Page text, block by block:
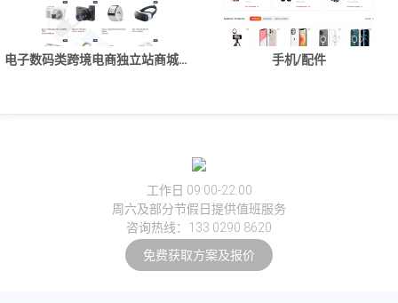
电子数码类跨境电商独立站商城网站建设制作 手机/配件
工作日 09:00-22:00
周六及部分节假日提供值班服务
咨询热线：133 0290 8620
免费获取方案及报价